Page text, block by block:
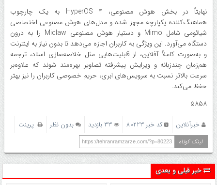
نهایتاً در بخش هوش مصنوعی، HyperOS 4 به یک چارچوب
هماهنگ‌کننده یکپارچه مجهز شده و مدل‌های هوش مصنوعی اختصاصی
شیائومی شامل Mimo و دستیار هوش مصنوعی Miclaw را به درون
دستگاه می‌آورد. این ویژگی به کاربران اجازه می‌دهد تا بدون نیاز به اینترنت
و به‌صورت کاملاً آفلاین، از قابلیت‌هایی مثل خلاصه‌سازی اسناد، ترجمه
هم‌زمان چندزبانه و ویرایش پیشرفته تصاویر بهره‌مند شوند که علاوه‌بر
سرعت بالاتر نسبت به سرویس‌های ابری، حریم خصوصی کاربران را نیز بهتر
حفظ می‌کند.
۵۸۵۸
خبرآنلاین کد خبر 80223 33 بازدید بدون نظر پرینت
لینک کوتاه https://tehranramzarze.com/?p=80223
خبر قبلی و بعدی